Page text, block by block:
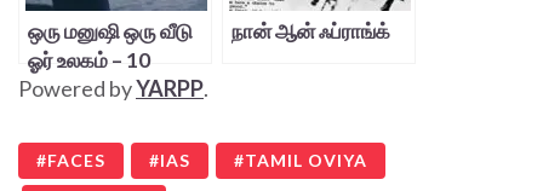
ஒரு மனுஷி ஒரு வீடு
ஓர் உலகம் – 10
நான் ஆன் ஃப்ராங்க்
Powered byYARPP.
FACES IAS TAMIL OVIYA